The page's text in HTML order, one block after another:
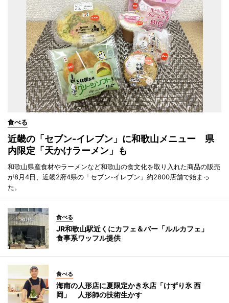
食べる
近畿の「セブン-イレブン」に和歌山メニュー 県
内限定「天かけラーメン」も
和歌山県産食材やラーメンなど和歌山の食文化を取り入れた商品の販売
が8月4日、近畿2府4県の「セブン-イレブン」約2800店舗で始まっ
た。
食べる
JR和歌山駅近くにカフェ＆バー「ルルカフェ」
食事系ワッフル提供
食べる
海南の人形店に夏限定かき氷店「けずり氷 西
岡」 人形師の技術生かす